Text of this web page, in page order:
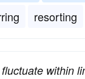
resorting
within